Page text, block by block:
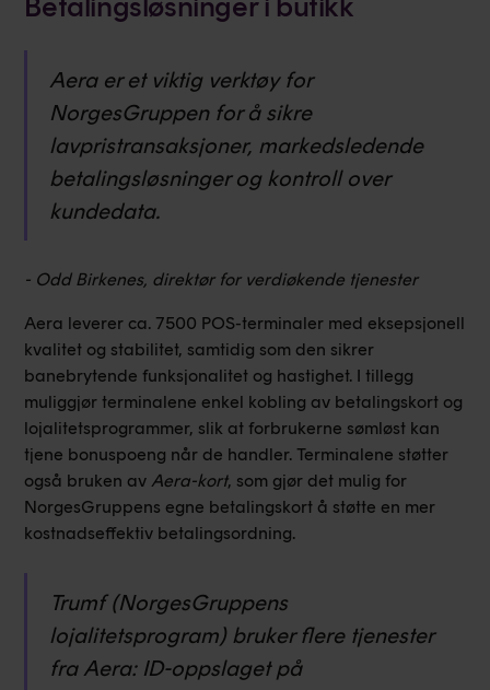
Aera er et viktig verktøy for
NorgesGruppen for å sikre
lavpristransaksjoner, markedsledende
betalingsløsninger og kontroll over
kundedata.
- Odd Birkenes, direktør for verdiøkende tjenester
Aera leverer ca. 7500 POS-terminaler med eksepsjonell
kvalitet og stabilitet, samtidig som den sikrer
banebrytende funksjonalitet og hastighet. I tillegg
muliggjør terminalene enkel kobling av betalingskort og
lojalitetsprogrammer, slik at forbrukerne sømløst kan
tjene bonuspoeng når de handler. Terminalene støtter
også bruken av Aera-kort, som gjør det mulig for
NorgesGruppens egne betalingskort å støtte en mer
kostnadseffektiv betalingsordning.
Trumf (NorgesGruppens
lojalitetsprogram) bruker flere tjenester
fra Aera: ID-oppslaget på